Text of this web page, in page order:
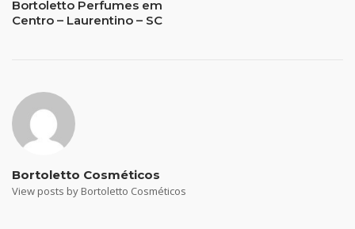
Bortoletto Perfumes em
Centro – Laurentino – SC
Bortoletto Cosméticos
View posts by Bortoletto Cosméticos